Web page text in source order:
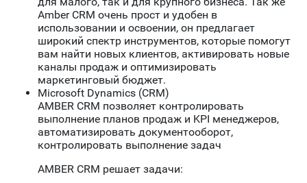
Amber CRM очень прост и удобен в
использовании и освоении, он предлагает
широкий спектр инструментов, которые помогут
вам найти новых клиентов, активировать новые
каналы продаж и оптимизировать
маркетинговый бюджет.
Microsoft Dynamics (CRM)
AMBER CRM позволяет контролировать
выполнение планов продаж и KPI менеджеров,
автоматизировать документооборот,
контролировать выполнение задач
AMBER CRM решает задачи: